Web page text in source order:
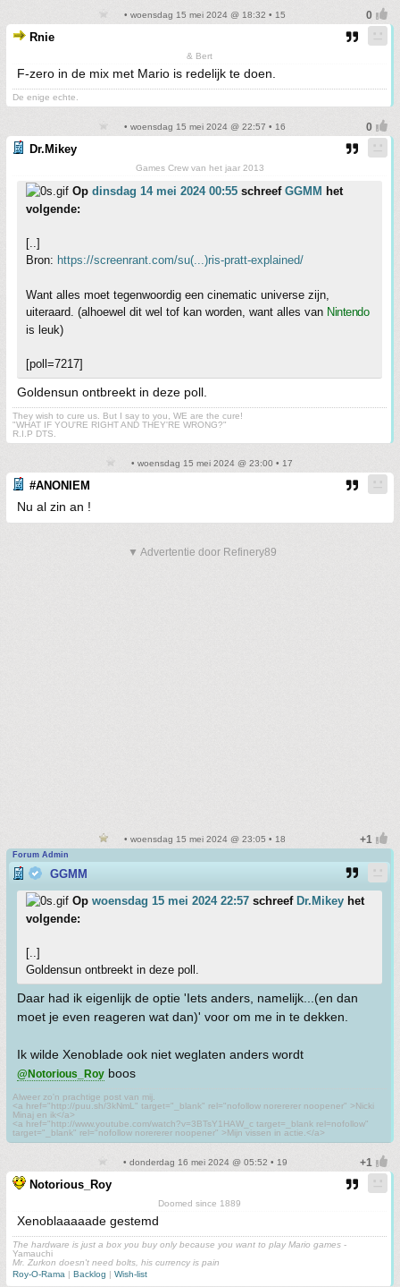
• woensdag 15 mei 2024 @ 18:32 • 15
Rnie
& Bert
F-zero in de mix met Mario is redelijk te doen.
De enige echte.
• woensdag 15 mei 2024 @ 22:57 • 16
Dr.Mikey
Games Crew van het jaar 2013
Op dinsdag 14 mei 2024 00:55 schreef GGMM het
volgende:
[..]
Bron: https://screenrant.com/su(...)ris-pratt-explained/
Want alles moet tegenwoordig een cinematic universe zijn,
uiteraard. (alhoewel dit wel tof kan worden, want alles van Nintendo
is leuk)
[poll=7217]
Goldensun ontbreekt in deze poll.
They wish to cure us. But I say to you, WE are the cure!
"WHAT IF YOU'RE RIGHT AND THEY'RE WRONG?"
R.I.P DTS.
• woensdag 15 mei 2024 @ 23:00 • 17
#ANONIEM
Nu al zin an !
▼ Advertentie door Refinery89
• woensdag 15 mei 2024 @ 23:05 • 18
Forum Admin
GGMM
Op woensdag 15 mei 2024 22:57 schreef Dr.Mikey het
volgende:
[..]
Goldensun ontbreekt in deze poll.
Daar had ik eigenlijk de optie 'Iets anders, namelijk...(en dan
moet je even reageren wat dan)' voor om me in te dekken.
Ik wilde Xenoblade ook niet weglaten anders wordt
@Notorious_Roy boos
Alweer zo'n prachtige post van mij.
<a href="http://puu.sh/3kNmL" target="_blank" rel="nofollow norererer noopener" >Nicki
Minaj en ik</a>
<a href="http://www.youtube.com/watch?v=3BTsY1HAW_c target=_blank rel=nofollow"
target="_blank" rel="nofollow norererer noopener" >Mijn vissen in actie.</a>
• donderdag 16 mei 2024 @ 05:52 • 19
Notorious_Roy
Doomed since 1889
Xenoblaaaaade gestemd
The hardware is just a box you buy only because you want to play Mario games -
Yamauchi
Mr. Zurkon doesn't need bolts, his currency is pain
Roy-O-Rama | Backlog | Wish-list